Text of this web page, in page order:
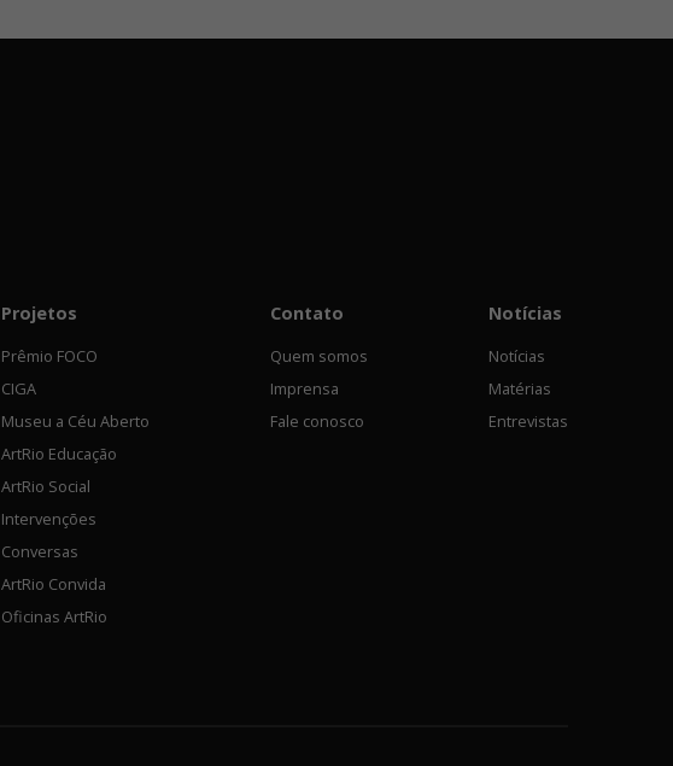
Projetos
Prêmio FOCO
CIGA
Museu a Céu Aberto
ArtRio Educação
ArtRio Social
Intervenções
Conversas
ArtRio Convida
Oficinas ArtRio
Contato
Quem somos
Imprensa
Fale conosco
Notícias
Notícias
Matérias
Entrevistas